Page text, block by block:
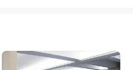
을 나타내고
을 통한 불같
.